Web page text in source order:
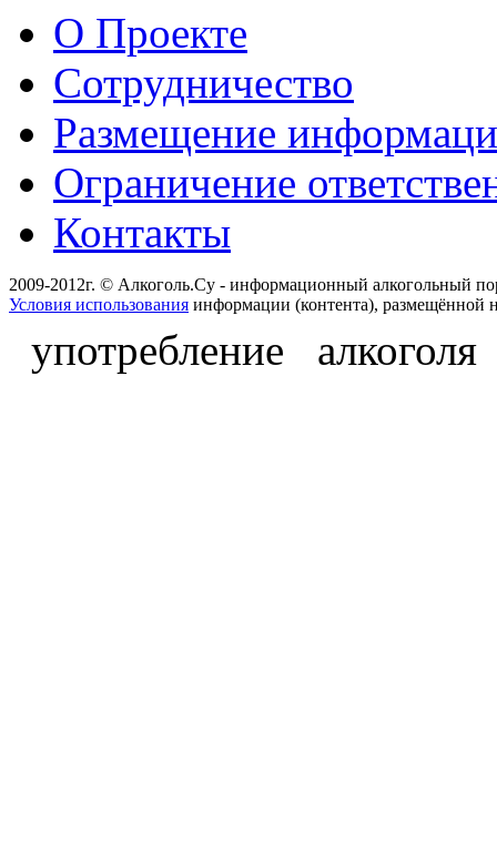
О Проекте
Сотрудничество
Размещение
Ограничение
Контакты
2009-2012г. © Алкоголь.Су - информационный алкогольный
Условия использования информации (контента), размещённой
употребление